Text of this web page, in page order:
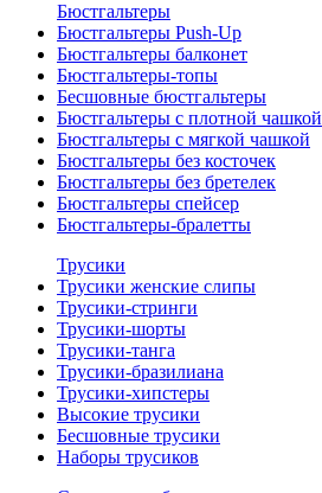
Бюстгальтеры
Бюстгальтеры Push-Up
Бюстгальтеры балконет
Бюстгальтеры-топы
Бесшовные бюстгальтеры
Бюстгальтеры с плотной чашкой
Бюстгальтеры с мягкой чашкой
Бюстгальтеры без косточек
Бюстгальтеры без бретелек
Бюстгальтеры спейсер
Бюстгальтеры-бралетты
Трусики
Трусики женские слипы
Трусики-стринги
Трусики-шорты
Трусики-танга
Трусики-бразилиана
Трусики-хипстеры
Высокие трусики
Бесшовные трусики
Наборы трусиков